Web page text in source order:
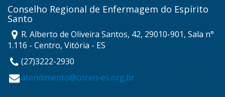
Conselho Regional de Enfermagem do Espírito
Santo
R. Alberto de Oliveira Santos, 42, 29010-901, Sala n°
1.116 - Centro, Vitória - ES
(27)3222-2930
atendimento@coren-es.org.br